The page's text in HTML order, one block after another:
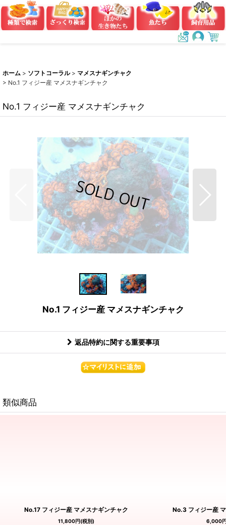
ホーム > ソフトコーラル > マメスナギンチャク
> No.1 フィジー産 マメスナギンチャク
No.1 フィジー産 マメスナギンチャク
No.1 フィジー産 マメスナギンチャク
返品特約に関する重要事項
類似商品
No.17 フィジー産 マメスナギンチャク
11,800円(税別)
No.3 フィジー産
6,000